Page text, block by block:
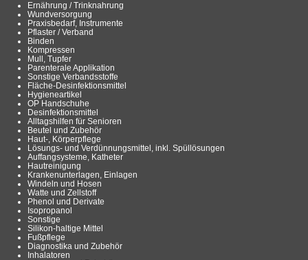
Ernährung / Trinknahrung
Wundversorgung
Praxisbedarf, Instrumente
Pflaster / Verband
Binden
Kompressen
Mull, Tupfer
Parenterale Applikation
Sonstige Verbandsstoffe
Fläche-Desinfektionsmittel
Hygieneartikel
OP Handschuhe
Desinfektionsmittel
Alltagshilfen für Senioren
Beutel und Zubehör
Haut-, Körperpflege
Lösungs- und Verdünnungsmittel, inkl. Spüllösungen
Auffangsysteme, Katheter
Hautreinigung
Krankenunterlagen, Einlagen
Windeln und Hosen
Watte und Zellstoff
Phenol und Derivate
Isopropanol
Sonstige
Silikon-haltige Mittel
Fußpflege
Diagnostika und Zubehör
Inhalatoren